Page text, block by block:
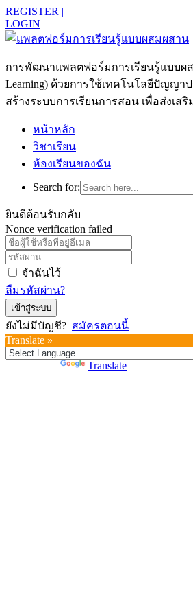
REGISTER |
LOGIN
การพัฒนาแพลตฟอร์มการเรียนรู้แบบผส
Learning) ด้วยการใช้เทคโนโลยีปัญญา
สร้างระบบการเรียนการสอน เพื่อส่งเส
หน้าหลัก
วิชาเรียน
ห้องเรียนของฉัน
Search for:
ยินดีต้อนรับกลับ
Nonce verification failed
จำฉันไว้
ลืมรหัสผ่าน?
เข้าสู่ระบบ
ยังไม่มีบัญชี? สมัครตอนนี้
Translate »
Translate